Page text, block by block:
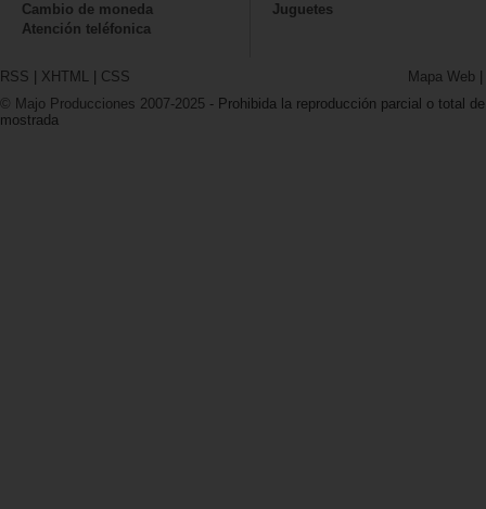
Cambio de moneda
Atención teléfonica
Juguetes
RSS XHTML CSS Mapa Web
© Majo Producciones 2007-2025 - Prohibida la reproducción parcial o total
mostrada